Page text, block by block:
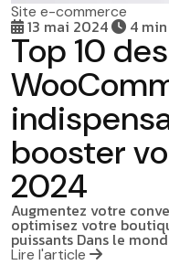
Site e-commerce
13 mai 2024 4 min
Top 10
booster
2024
Augmentez votre
optimisez votre
puissants Dans le
Lire l'article